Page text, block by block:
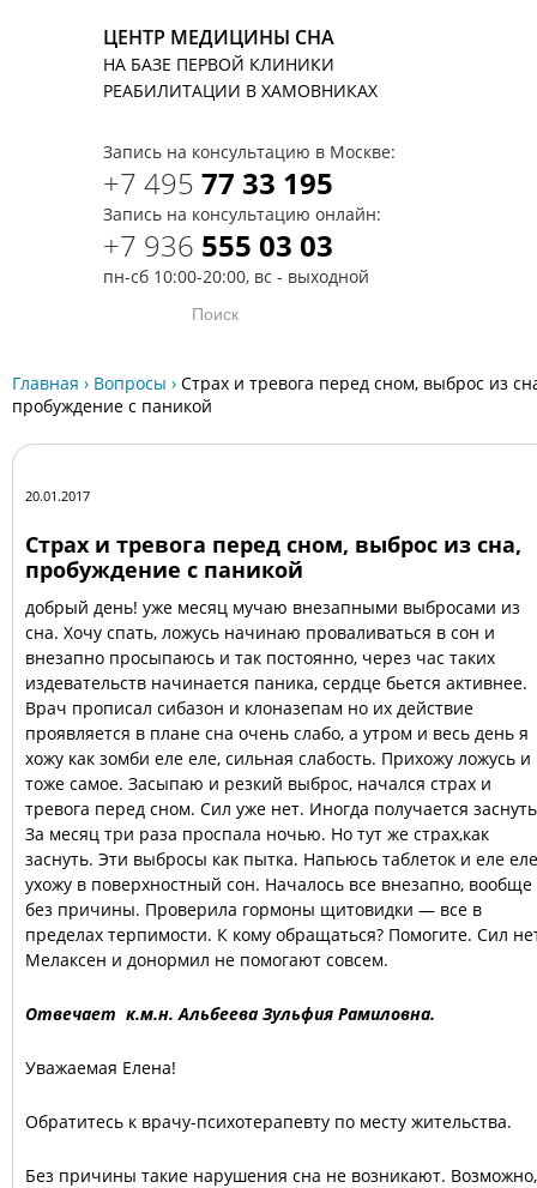
ЦЕНТР МЕДИЦИНЫ СНА
НА БАЗЕ ПЕРВОЙ КЛИНИКИ
РЕАБИЛИТАЦИИ В ХАМОВНИКАХ
Запись на консультацию в Москве:
+7 495 77 33 195
Запись на консультацию онлайн:
+7 936 555 03 03
пн-сб 10:00-20:00, вс - выходной
Главная › Вопросы › Страх и тревога перед сном, выброс из
пробуждение с паникой
20.01.2017
Страх и тревога перед сном, выброс из сна,
пробуждение с паникой
добрый день! уже месяц мучаю внезапными выбросами из
сна. Хочу спать, ложусь начинаю проваливаться в сон и
внезапно просыпаюсь и так постоянно, через час таких
издевательств начинается паника, сердце бьется активнее.
Врач прописал сибазон и клоназепам но их действие
проявляется в плане сна очень слабо, а утром и весь день я
хожу как зомби еле еле, сильная слабость. Прихожу ложусь и
тоже самое. Засыпаю и резкий выброс, начался страх и
тревога перед сном. Сил уже нет. Иногда получается
За месяц три раза проспала ночью. Но тут же страх,как
заснуть. Эти выбросы как пытка. Напьюсь таблеток и еле еле
ухожу в поверхностный сон. Началось все внезапно, вообще
без причины. Проверила гормоны щитовидки — все в
пределах терпимости. К кому обращаться? Помогите. Сил
Мелаксен и донормил не помогают совсем.
Отвечает к.м.н. Альбеева Зульфия Рамиловна.
Уважаемая Елена!
Обратитесь к врачу-психотерапевту по месту жительства.
Без причины такие нарушения сна не возникают. Возможно,